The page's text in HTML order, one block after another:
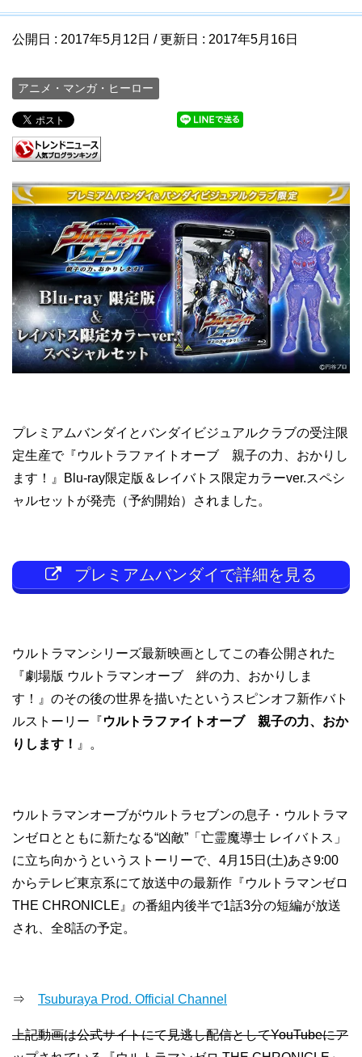
公開日 : 2017年5月12日 / 更新日 : 2017年5月16日
アニメ・マンガ・ヒーロー
プレミアムバンダイとバンダイビジュアルクラブの受注限
定生産で『ウルトラファイトオーブ 親子の力、おかりし
ます！』Blu-ray限定版＆レイバトス限定カラーver.スペシ
ャルセットが発売（予約開始）されました。
プレミアムバンダイで詳細を見る
ウルトラマンシリーズ最新映画としてこの春公開された
『劇場版 ウルトラマンオーブ 絆の力、おかりしま
す！』のその後の世界を描いたというスピンオフ新作バト
ルストーリー『ウルトラファイトオーブ 親子の力、おか
りします！ 』。
ウルトラマンオーブがウルトラセブンの息子・ウルトラマ
ンゼロとともに新たなる“凶敵”「亡霊魔導士 レイバトス」
に立ち向かうというストーリーで、4月15日(土)あさ9:00
からテレビ東京系にて放送中の最新作『ウルトラマンゼロ
THE CHRONICLE』の番組内後半で1話3分の短編が放送
され、全8話の予定。
⇒ Tsuburaya Prod. Official Channel
上記動画は公式サイトにて見逃し配信としてYouTubeにア